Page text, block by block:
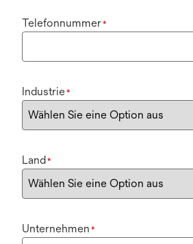
Telefonnummer*
Industrie*
Land*
Unternehmen *